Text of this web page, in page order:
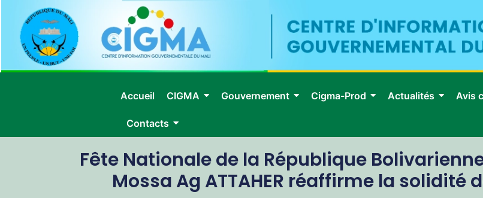
Accueil CIGMA Gouvernement Cigma-Prod Actualités Avis
Contacts
Fête Nationale de la République
Mossa Ag ATTAHER réaffirme la solidité